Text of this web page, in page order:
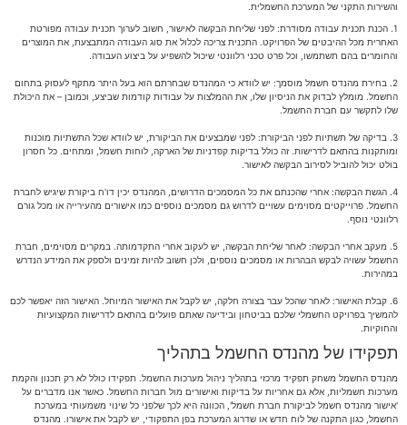
והשירות התקני של המערכת החשמלית.
1. הכנת תכנית עבודה מסודרת: לפני שליחת הבקשה לאישור, חשוב לערוך תכנית עבודה מפורטת
האחרית מכל ההיבטים של הפרויקט. התכנית צריכה לכלול את סוג העבודה המתבצעת, את המוצרים
והחומרים בהם תשתמשו, וכל פרט טכני רלוונטי שיכול להשפיע על ביצוע העבודה.
2. בחירת מהנדס חשמל מוסמך: יש לוודא כי המהנדס שבחרתם הוא בעל היתר מתקף לעסוק בתחום
החשמל. מומלץ לבדוק את הניסיון שלו, את ההמלצות על עבודות קודמות שביצע, וכמובן – את היכולת
שלו לתקשר עם חברת החשמל.
3. בדיקה של תשתיות לפני הביקורת: לפני שמבצעים את הביקורת, יש לוודא שכל התשתיות מוכנות
ומותקנות בהתאם לדרישות. זה כולל בדיקות קפדניות של הארקה, לוחות חשמל, ומתחים. כל חסרון
בולט יכול להוביל לסירוב הבקשה לאישור.
4. הגשת הבקשה: אחרי שהכנתם את כל המסמכים הדרושים, המהנדס יכין דו'ח ביקורת שיגיש לחברת
החשמל. פרוייקטים מסוימים עשויים לדרוש גם מסמכים נוספים כמו אישורים מהעירייה או מכל גורם
רלוונטי נוסף.
5. מעקב אחרי הבקשה: לאחר שליחת הבקשה, יש לעקוב אחרי התקדמותה. במקרים מסוימים, חברת
החשמל עשויה לבקש הבהרות או מסמכים נוספים, ולכן חשוב להיות זמינים ולספק את המידע הנדרש
במהירות.
6. קבלת האישור: לאחר שהכל עבר בצורה חלקה, יש לקבל את האישור המיוחל. האישור הזה יאפשר לכם
להמשיך בפרויקט החשמלי שלכם בביטחון ובידיעה שאתם פועלים בהתאם לדרישות המקצועיות
והחוקיות.
תפקידו של מהנדס החשמל בתהליך
מהנדס החשמל משחק תפקיד מרכזי בתהליך ניהול מערכות החשמל. תפקידו כולל לא רק תכנון והקמת
מערכות חשמליות, אלא גם אחריות על בדיקות ואישורים מול חברות החשמל. כאשר אנו מדברים על
'אישור מהנדס חשמל לביקורת חברת חשמל', הכוונה היא לכך שלפני כל שינוי משמעותי במערכת
החשמל, כגון התקנה של לוח חדש או שדרוג המערכת בפן התפקודי, יש לקבל את אישורו. מהנדס